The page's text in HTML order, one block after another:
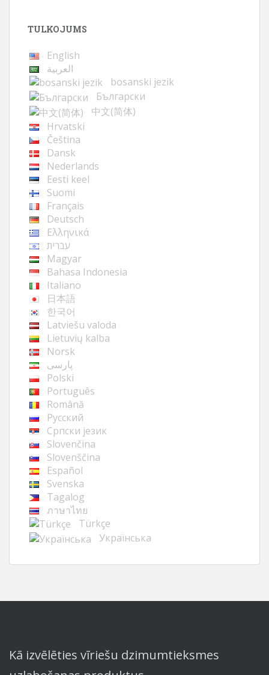
TULKOJUMS
English
العربية
bosanski jezik
Български
中文(简体)
Hrvatski
Čeština
Dansk
Nederlands
Eesti keel
Suomi
Français
Deutsch
Ελληνικά
עברית
Magyar
Bahasa Indonesia
Italiano
日本語
한국어
Latviešu valoda
Lietuvių kalba
Norsk
پارسی
Polski
Português
Română
Русский
Cрпски језик
Slovenčina
Slovenščina
Español
Svenska
Tagalog
ภาษาไทย
Türkçe
Українська
Kā izvēlēties vīriešu dzimumtieksmes